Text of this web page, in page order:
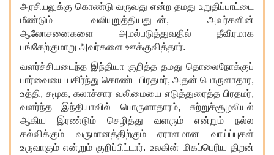
அரசியலுக்கு கொண்டு வருவது என்ற தமது உறுதிப்பாட்டை
மீண்டும் வலியுறுத்தியதுடன், அவர்களின்
ஆலோசனைகளை அமல்படுத்துவதில் தீவிரமாக
பங்கேற்குமாறு அவர்களை ஊக்குவித்தார்.
வளர்ச்சியடைந்த இந்தியா குறித்த தமது தொலைநோக்குப்
பார்வையை பகிர்ந்து கொண்ட பிரதமர், அதன் பொருளாதார,
உத்தி, சமூக, கலாச்சார வலிமையை எடுத்துரைத்த பிரதமர்,
வளர்ந்த இந்தியாவில் பொருளாதாரம், சுற்றுச்சூழலியல்
ஆகிய இரண்டும் செழித்து வளரும் என்றும் நல்ல
கல்விக்கும் வருமானத்திற்கும் ஏராளமான வாய்ப்புகள்
உருவாகும் என்றும் குறிப்பிட்டார். உலகின் மிகப்பெரிய திறன்